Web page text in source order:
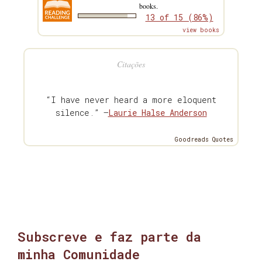
books.
13 of 15 (86%)
view books
Citações
“I have never heard a more eloquent
silence.” —Laurie Halse Anderson
Goodreads Quotes
Subscreve e faz parte da
minha Comunidade